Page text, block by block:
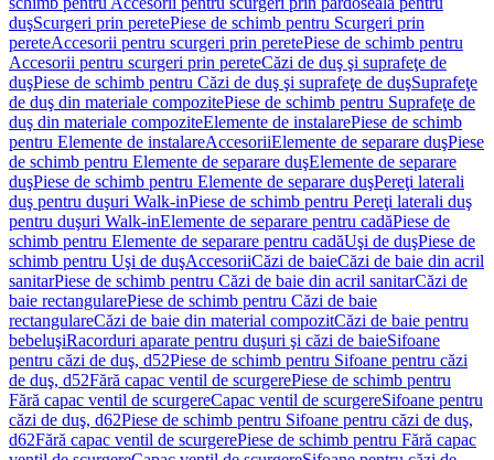
duşScurgeri prin peretePiese de schimb pentru Scurgeri prin
pereteAccesorii pentru scurgeri prin peretePiese de schimb pentru
Accesorii pentru scurgeri prin pereteCăzi de duş şi suprafeţe de
duşPiese de schimb pentru Căzi de duş şi suprafeţe de duşSuprafeţe
de duş din materiale compozitePiese de schimb pentru Suprafeţe de
duş din materiale compoziteElemente de instalarePiese de schimb
pentru Elemente de instalareAccesoriiElemente de separare duşPiese
de schimb pentru Elemente de separare duşElemente de separare
duşPiese de schimb pentru Elemente de separare duşPereţi laterali
duş pentru duşuri Walk-inPiese de schimb pentru Pereţi laterali duş
pentru duşuri Walk-inElemente de separare pentru cadăPiese de
schimb pentru Elemente de separare pentru cadăUşi de duşPiese de
schimb pentru Uşi de duşAccesoriiCăzi de baieCăzi de baie din acril
sanitarPiese de schimb pentru Căzi de baie din acril sanitarCăzi de
baie rectangularePiese de schimb pentru Căzi de baie
rectangulareCăzi de baie din material compozitCăzi de baie pentru
bebeluşiRacorduri aparate pentru duşuri şi căzi de baieSifoane
pentru căzi de duş, d52Piese de schimb pentru Sifoane pentru căzi
de duş, d52Fără capac ventil de scurgerePiese de schimb pentru
Fără capac ventil de scurgereCapac ventil de scurgereSifoane pentru
căzi de duş, d62Piese de schimb pentru Sifoane pentru căzi de duş,
d62Fără capac ventil de scurgerePiese de schimb pentru Fără capac